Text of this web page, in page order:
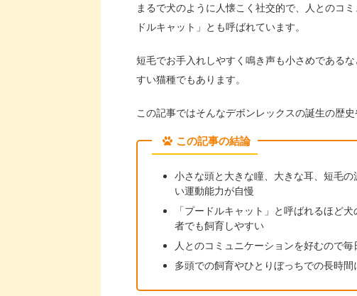
まるで犬のように人懐こく社交的で、人とのコ
ドルキャット」とも呼ばれています。
短毛でお手入れしやすく鳴き声も小さめである
すい猫種でもあります。
この記事ではそんなデボンレックスの誕生の歴
この記事の結論
小さな頭と大きな瞳、大きな耳、短毛
い運動能力が自慢
「プードルキャット」と呼ばれるほど
者でも飼育しやすい
人とのコミュニケーションを好むので
多頭での飼育やひとりぼっちでの長時